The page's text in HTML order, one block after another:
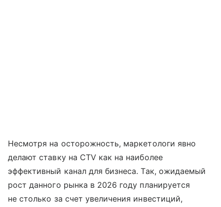
Несмотря на осторожность, маркетологи явно
делают ставку на CTV как на наиболее
эффективный канал для бизнеса. Так, ожидаемый
рост данного рынка в 2026 году планируется
не столько за счет увеличения инвестиций,